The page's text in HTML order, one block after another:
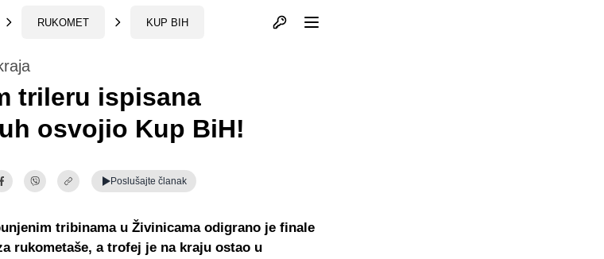
RUKOMET KUP BIH Otvori profil
trileru ispisana
osvojio Kup BiH!
Poslušajte članak
tribinama u Živinicama odigrano je finale
rukometaše, a trofej je na kraju ostao u